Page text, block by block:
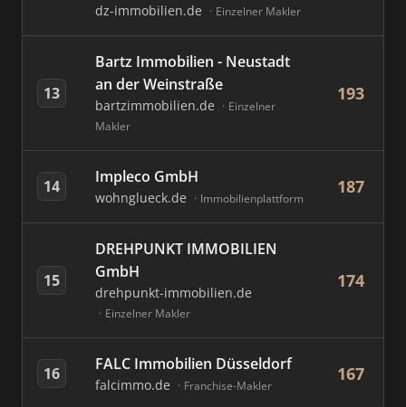
dz-immobilien.de Einzelner Makler
13
Bartz Immobilien - Neustadt
an der Weinstraße
bartzimmobilien.de
Einzelner
Makler
193
14 Impleco GmbH
wohnglueck.de Immobilienplattform
187
15
DREHPUNKT IMMOBILIEN
GmbH
drehpunkt-immobilien.de
Einzelner Makler
174
16 FALC Immobilien Düsseldorf
falcimmo.de Franchise-Makler
167